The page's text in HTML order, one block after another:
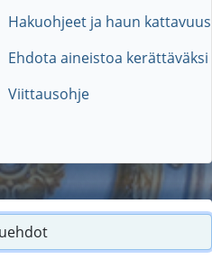
Hakuohjeet ja haun kattavuus
Ehdota aineistoa kerättäväksi
Viittausohje